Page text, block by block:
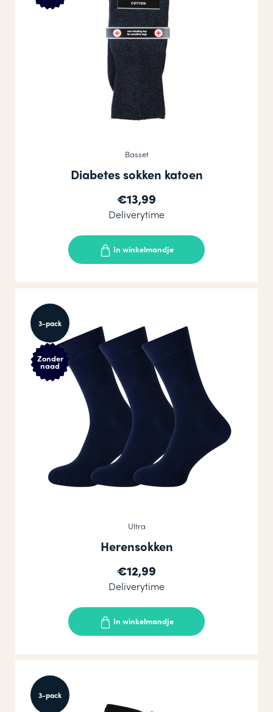
Basset
Diabetes sokken katoen
€13,99
Deliverytime
In winkelmandje
3-pack
Zonder
naad
Ultra
Herensokken
€12,99
Deliverytime
In winkelmandje
3-pack